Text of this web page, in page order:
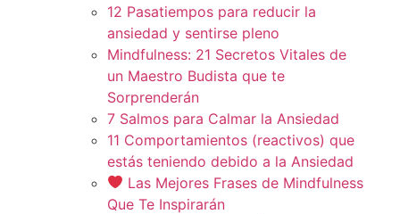
12 Pasatiempos para reducir la
ansiedad y sentirse pleno
Mindfulness: 21 Secretos Vitales de
un Maestro Budista que te
Sorprenderán
7 Salmos para Calmar la Ansiedad
11 Comportamientos (reactivos) que
estás teniendo debido a la Ansiedad
Las Mejores Frases de Mindfulness
Que Te Inspirarán